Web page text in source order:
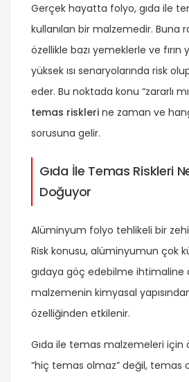
Gerçek hayatta folyo, gıda ile
kullanılan bir malzemedir. Buna
özellikle bazı yemeklerle ve fırın
yüksek ısı senaryolarında risk
eder. Bu noktada konu “zararlı
temas riskleri ne zaman ve
sorusuna gelir.
Gıda İle Temas Riskleri
Doğuyor
Alüminyum folyo tehlikeli bir
Risk konusu, alüminyumun çok
gıdaya göç edebilme ihtimaline
malzemenin kimyasal
özelliğinden etkilenir.
Gıda ile temas malzemeleri için
“hiç temas olmaz” değil, temas